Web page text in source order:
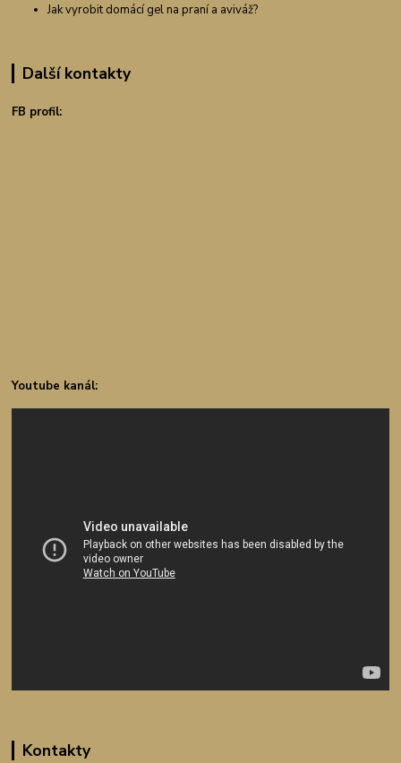
Jak vyrobit domácí gel na praní a aviváž?
Další kontakty
FB profil:
Youtube kanál:
Kontakty